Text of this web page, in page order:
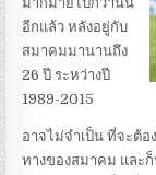
อีกแล้ว หลังอยู่กับ
สมาคมมานานถึง
26 ปี ระหว่างปี
1989-2015
อาจไม่จำเป็น ที่จะต้อ
ทางของสมาคม และ